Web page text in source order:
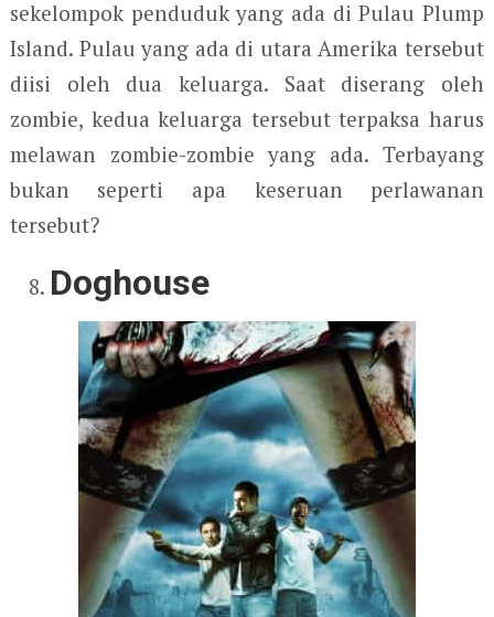
sekelompok penduduk yang ada di Pulau Plump
Island. Pulau yang ada di utara Amerika tersebut
diisi oleh dua keluarga. Saat diserang oleh
zombie, kedua keluarga tersebut terpaksa harus
melawan zombie-zombie yang ada. Terbayang
bukan seperti apa keseruan perlawanan
tersebut?
Doghouse